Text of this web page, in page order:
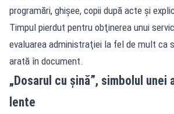
programări, ghişee, copii după acte şi
Timpul pierdut pentru obţinerea unui
evaluarea administraţiei la fel de mult ca
arată în document.
„Dosarul cu șină”, simbolul
lente